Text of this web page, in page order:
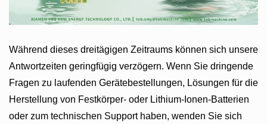
Während dieses dreitägigen Zeitraums können sich unsere
Antwortzeiten geringfügig verzögern. Wenn Sie dringende
Fragen zu laufenden Gerätebestellungen, Lösungen für die
Herstellung von Festkörper- oder Lithium-Ionen-Batterien
oder zum technischen Support haben, wenden Sie sich